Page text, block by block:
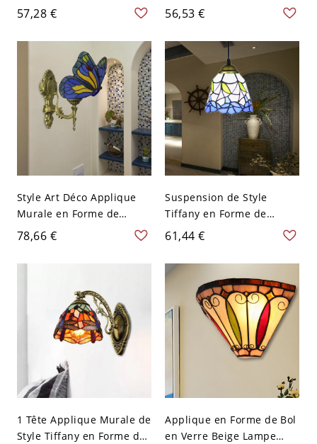
Lampe de Plafond à 1
Lumière Style Tiffany -
Beige 110 V-120 V
57,28 €
Vitrail Style Tiffany
Applique Murale en
Forme de Cœur en Métal -
110 V-120 V Bleu
56,53 €
Style Art Déco Applique
Murale en Forme de
Papillon en Vitrail à 1
Lumière Lampe Murale en
Métal pour Salon - 110 V-
78,66 €
Suspension de Style
Tiffany en Forme de
Cloche en Vitrail à 1
Lumière Lampe
Suspendue avec Motif
Floral - 110 V-120 V Bleu
61,44 €
1 Tête Applique Murale de
Style Tiffany en Forme de
Applique en Forme de Bol
en Verre Beige Lampe